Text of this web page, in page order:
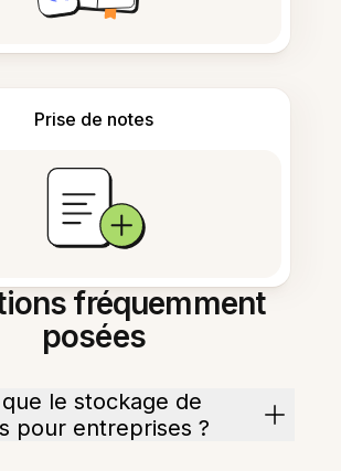
Prise de notes
fréquemment
posées
le stockage de
pour entreprises ?